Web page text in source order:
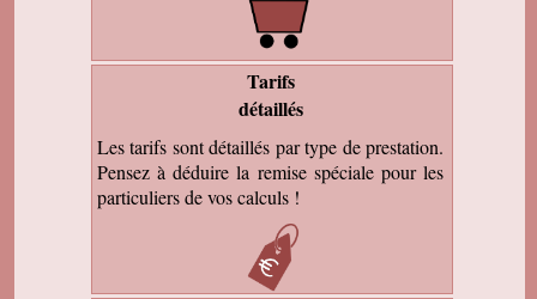
Tarifs
détaillés
Les tarifs sont détaillés par type de prestation.
Pensez à déduire la remise spéciale pour les
particuliers de vos calculs !